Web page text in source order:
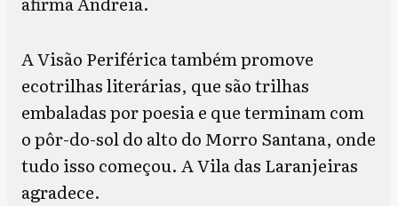
A Visão Periférica também promove
ecotrilhas literárias, que são trilhas
embaladas por poesia e que terminam com
o pôr-do-sol do alto do Morro Santana, onde
tudo isso começou. A Vila das Laranjeiras
agradece.